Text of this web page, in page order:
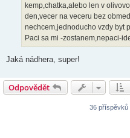
kemp,chatka,alebo len v
den,vecer na veceru bez
nechcem,jednoducho vzdy byt
Paci sa mi -zostanem,nepaci-
Jaká nádhera, super!
Odpovědět
36 příspěvků